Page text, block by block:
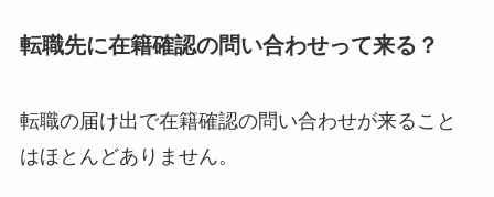
転職先に在籍確認の問い合わせって来る？
転職の届け出で在籍確認の問い合わせが来ること
はほとんどありません。